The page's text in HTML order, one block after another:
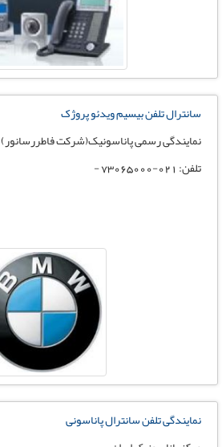
سانترال تلفن بیسیم ویدئو پروژک
نمایندگی رسمی پاناسونیک(شرکت فاطررسانور)
تلفن: 021-73065000 -
نمایندگی تلفن سانترال پاناسونی